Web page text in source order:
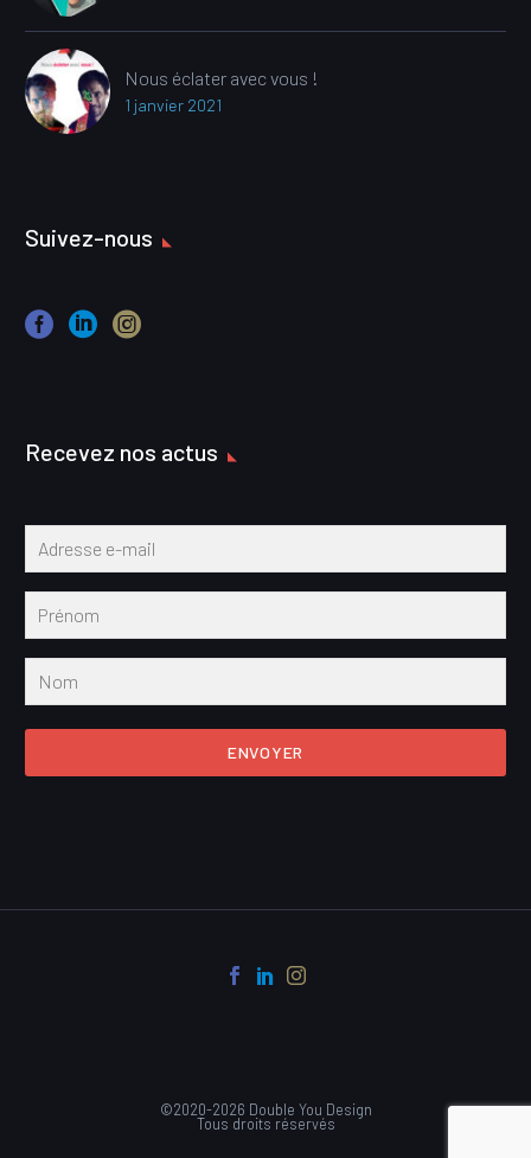
Nous éclater avec vous !
1 janvier 2021
Suivez-nous
Recevez nos actus
ENVOYER
©2020-2026 Double You Design
Tous droits réservés